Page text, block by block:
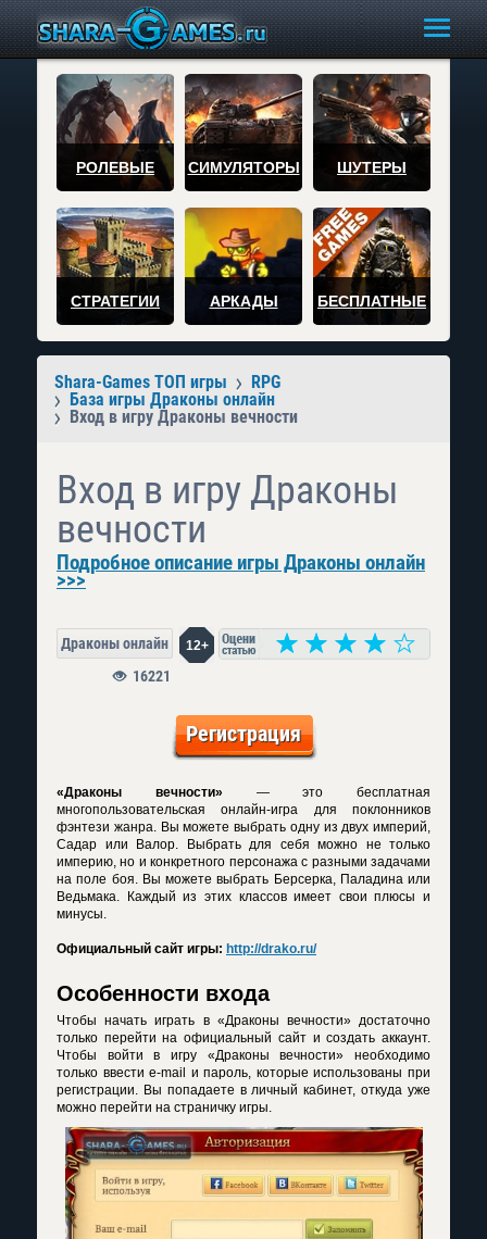
РОЛЕВЫЕ СИМУЛЯТОРЫ ШУТЕРЫ
СТРАТЕГИИ АРКАДЫ БЕСПЛАТНЫЕ
Shara-Games ТОП игры
RPG
База игры Драконы онлайн
Вход в игру Драконы вечности
Вход в игру Драконы
вечности
Подробное описание игры Драконы онлайн
>>>
Драконы онлайн 12+
16221
Регистрация
«Драконы вечности» — это бесплатная
многопользовательская онлайн-игра для поклонников
фэнтези жанра. Вы можете выбрать одну из двух империй,
Садар или Валор. Выбрать для себя можно не только
империю, но и конкретного персонажа с разными задачами
на поле боя. Вы можете выбрать Берсерка, Паладина или
Ведьмака. Каждый из этих классов имеет свои плюсы и
минусы.
Официальный сайт игры: http://drako.ru/
Особенности входа
Чтобы начать играть в «Драконы вечности» достаточно
только перейти на официальный сайт и создать аккаунт.
Чтобы войти в игру «Драконы вечности» необходимо
только ввести e-mail и пароль, которые использованы при
регистрации. Вы попадаете в личный кабинет, откуда уже
можно перейти на страничку игры.